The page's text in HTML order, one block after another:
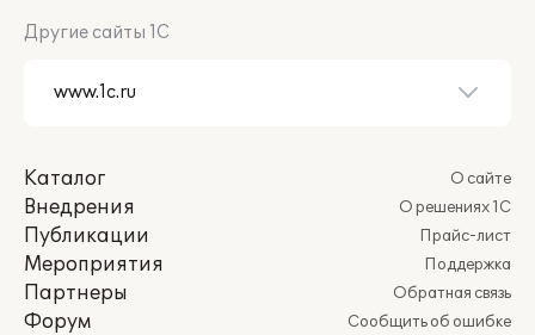
Другие сайты 1С
Каталог
Внедрения
Публикации
Мероприятия
Партнеры
Форум
О сайте
О решениях 1С
Прайс-лист
Поддержка
Обратная связь
Сообщить об ошибке